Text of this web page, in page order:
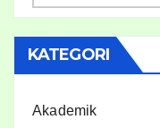
i
KATEGORI
Akademik